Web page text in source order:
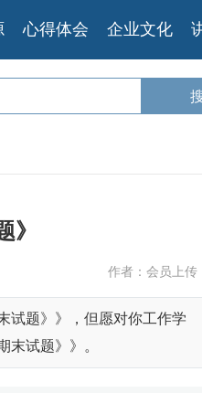
心得体会 企业文化
》
作者：会员上传
试题》》，但愿对你工作学
末试题》》。